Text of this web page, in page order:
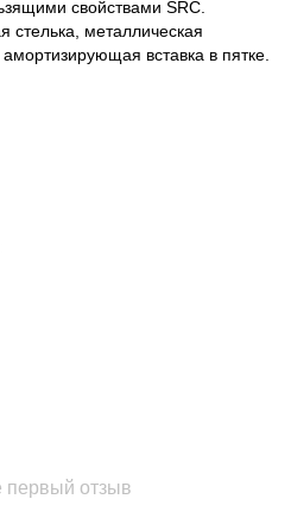
свойствами SRC.
стелька, металлическая
вставка в пятке.
первый отзыв